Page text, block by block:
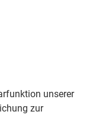
unserer
zur